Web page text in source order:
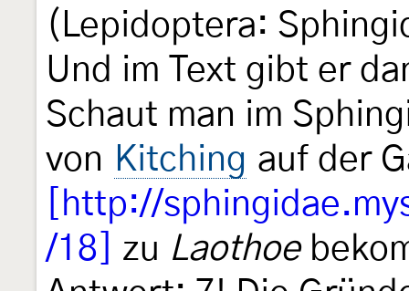
(Lepidoptera:
Und im Text gibt er
Schaut man im
von Kitching auf der
[http://
/18]
zu Laothoe